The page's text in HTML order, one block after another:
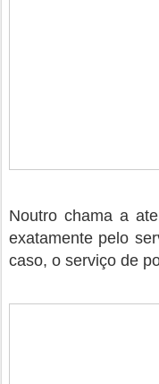
Noutro chama a
exatamente pelo
caso, o serviço de